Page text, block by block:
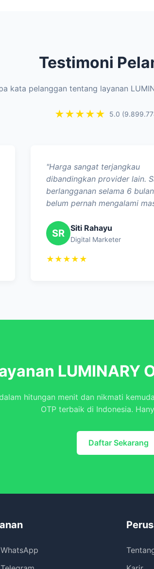
Testimoni
kata pelanggan tentang layanan
★★★★★ 5.0
"Harga sangat terjangkau
dibandingkan provider lain.
berlangganan selama 6
belum pernah mengalami
SR Siti Rahayu
Digital Marketer
★★★★★
LUMINARY
hitungan menit dan nikmati
OTP terbaik di Indonesia.
Daftar Sekarang